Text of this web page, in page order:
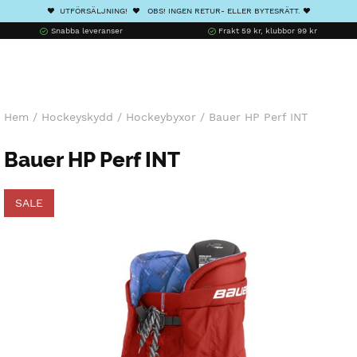
❤️ UTFÖRSÄLJNING! ❤️ OBS! INGEN RETUR- ELLER BYTESRÄTT. ❤️
Snabba leveranser Frakt 59 kr, klubbor 99 kr
Hem / Hockeyskydd / Hockeybyxor / Bauer HP Perf INT
Bauer HP Perf INT
SALE